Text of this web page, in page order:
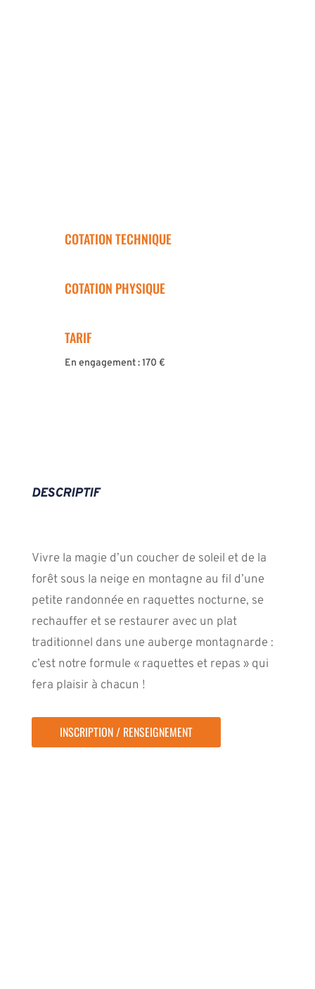
COTATION TECHNIQUE
COTATION PHYSIQUE
TARIF
En engagement : 170 €
DESCRIPTIF
Vivre la magie d’un coucher de soleil et de la
forêt sous la neige en montagne au fil d’une
petite randonnée en raquettes nocturne, se
rechauffer et se restaurer avec un plat
traditionnel dans une auberge montagnarde :
c’est notre formule « raquettes et repas » qui
fera plaisir à chacun !
INSCRIPTION / RENSEIGNEMENT